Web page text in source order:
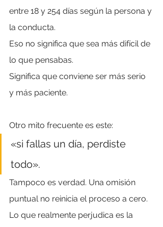
entre 18 y 254 días según la persona y
la conducta.
Eso no significa que sea más difícil de
lo que pensabas.
Significa que conviene ser más serio
y más paciente.
Otro mito frecuente es este:
«si fallas un día, perdiste
todo».
Tampoco es verdad. Una omisión
puntual no reinicia el proceso a cero.
Lo que realmente perjudica es la